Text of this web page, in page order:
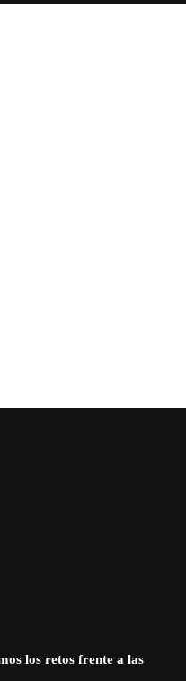
los retos frente a las